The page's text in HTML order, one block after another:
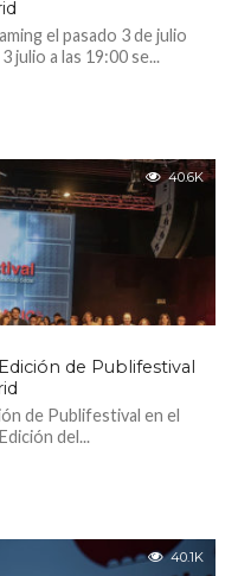
el pasado 3 de julio
julio a las 19:00 se...
40.6K
de Publifestival
de Publifestival en el
del...
40.1K